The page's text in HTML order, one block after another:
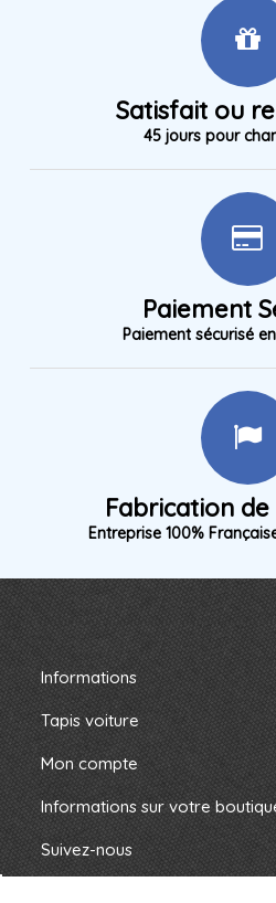
Satisfait ou
45 jours pour
Paiement
Paiement sécurisé
Fabrication de
Entreprise 100%
Informations
Tapis voiture
Mon compte
Informations sur votre
Suivez-nous